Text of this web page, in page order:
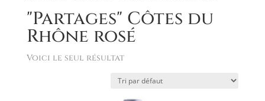
"Partages" Côtes du
Rhône rosé
Voici le seul résultat